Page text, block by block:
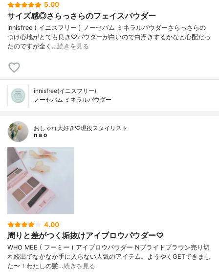
5.00
サイズ感◎さらっさらのフェイスパウダー
innisfree ( イニスフリー ) ノーセバム ミネラルパウダーさらっさらの
つけ心地がとても良き♡パウダーが白いので白浮きするかなと心配だっ
たのですが全く…続きを見る
innisfree(イニスフリー)
ノーセバム ミネラルパウダー
おしゃれ大好き♡現役スタイリスト
n a o
4.00
周りと差がつく垢抜けアイブロウパウダー♡
WHO MEE ( フーミー ) アイブロウパウダー Nブライトブラウン売り切
れ続出でなかなか手に入らない人気のアイテム。ようやくGETできまし
た〜！わたしの髪…続きを見る